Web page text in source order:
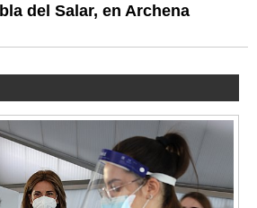
del Salar, en Archena